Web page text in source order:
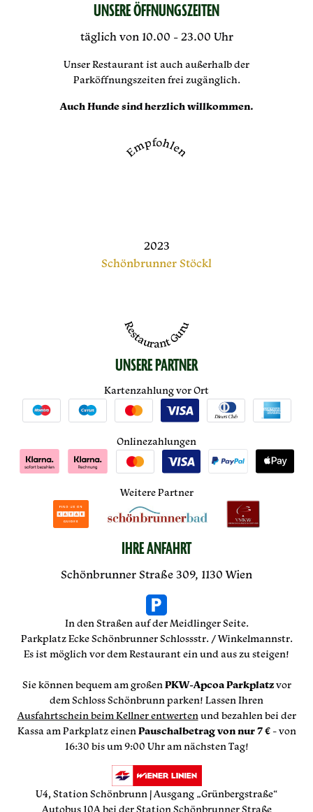
UNSERE ÖFFNUNGSZEITEN
täglich von 10.00 - 23.00 Uhr
Unser Restaurant ist auch außerhalb der
Parköffnungszeiten frei zugänglich.
Auch Hunde sind herzlich willkommen.
Empfohlen
2023
Schönbrunner Stöckl
Restaurant Guru
UNSERE PARTNER
Kartenzahlung vor Ort
Onlinezahlungen
Weitere Partner
IHRE ANFAHRT
Schönbrunner Straße 309, 1130 Wien
In den Straßen auf der Meidlinger Seite.
Parkplatz Ecke Schönbrunner Schlossstr. / Winkelmannstr.
Es ist möglich vor dem Restaurant ein und aus zu steigen!
Sie können bequem am großenPKW-Apcoa Parkplatzvor
dem Schloss Schönbrunn parken! Lassen Ihren
Ausfahrtschein beim Kellner entwertenund bezahlen bei der
Kassa am Parkplatz einenPauschalbetrag von nur 7 €- von
16:30 bis um 9:00 Uhr am nächsten Tag!
U4, Station Schönbrunn | Ausgang „Grünbergstraße“
Autobus 10A bei der Station Schönbrunner Straße